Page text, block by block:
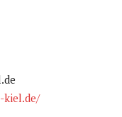
kiel.de/